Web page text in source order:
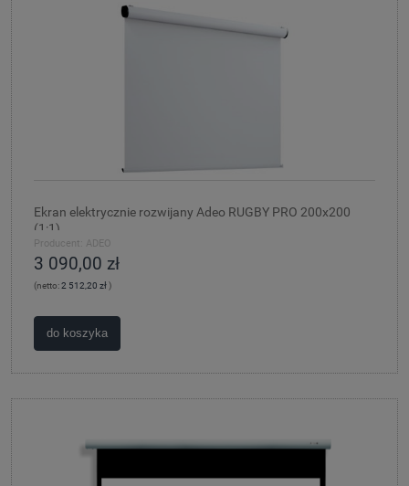
Ekran elektrycznie rozwijany Adeo RUGBY PRO 200x200
(1:1)
Producent: ADEO
3 090,00 zł
(netto:2 512,20 zł)
do koszyka